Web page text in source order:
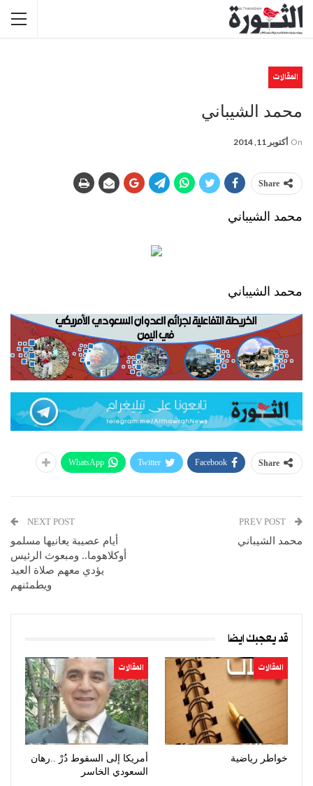
المقالات
محمد الشيباني
On أكتوبر 11, 2014
Share
محمد الشيباني
محمد الشيباني
Share
Facebook
Twitter
WhatsApp
محمد الشيباني
NEXT POST
أيام عصيبة يعانيها مسلمو
أوكلاهوما.. ومبعوث الرئيس
يؤدي معهم صلاة العيد
ويطمئنهم
قد يعجبك ايضا
المقالات
خواطر رياضية
المقالات
أمريكا إلى السقوط دُرْ ..رهان
السعودي الخاسر